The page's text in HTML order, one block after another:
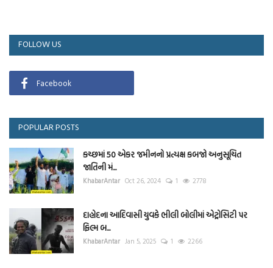
FOLLOW US
Facebook
POPULAR POSTS
કચ્છમાં 50 એકર જમીનનો પ્રત્યક્ષ કબજો અનુસૂચિત
જાતિની મં...
KhabarAntar Oct 26, 2024 1 2778
દાહોદના આદિવાસી યુવકે ભીલી બોલીમાં એટ્રોસિટી પર
ફિલ્મ બ...
KhabarAntar Jan 5, 2025 1 2266